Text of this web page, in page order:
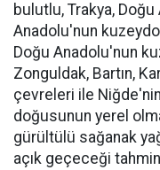
bulutlu, Trakya,
Anadolu'nun
Doğu Anadolu'nun
Zonguldak, Bartın,
çevreleri ile
doğusunun yerel
gürültülü sağanak
açık geçeceği